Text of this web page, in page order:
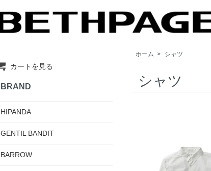
ホーム > シャツ
シャツ
カートを見る
BRAND
HIPANDA
GENTIL BANDIT
BARROW